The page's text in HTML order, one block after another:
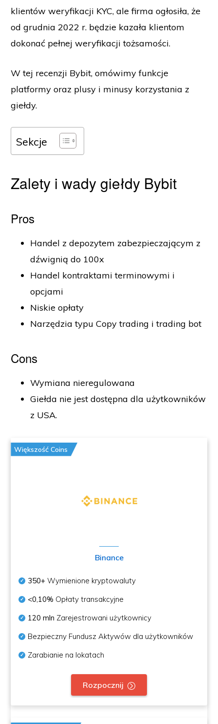
klientów weryfikacji KYC, ale firma ogłosiła, że
od grudnia 2022 r. będzie kazała klientom
dokonać pełnej weryfikacji tożsamości.
W tej recenzji Bybit, omówimy funkcje
platformy oraz plusy i minusy korzystania z
giełdy.
Sekcje
Zalety i wady giełdy Bybit
Pros
Handel z depozytem zabezpieczającym z
dźwignią do 100x
Handel kontraktami terminowymi i
opcjami
Niskie opłaty
Narzędzia typu Copy trading i trading bot
Cons
Wymiana nieregulowana
Giełda nie jest dostępna dla użytkowników
z USA.
Większość Coins
Binance
350+ Wymienione kryptowaluty
<0,10% Opłaty transakcyjne
120 mln Zarejestrowani użytkownicy
Bezpieczny Fundusz Aktywów dla użytkowników
Zarabianie na lokatach
Rozpocznij